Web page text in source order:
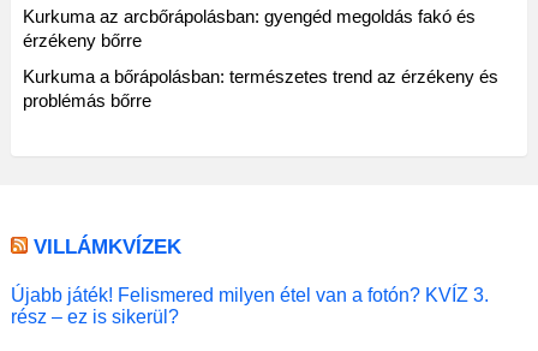
Kurkuma az arcbőrápolásban: gyengéd megoldás fakó és
érzékeny bőrre
Kurkuma a bőrápolásban: természetes trend az érzékeny és
problémás bőrre
VILLÁMKVÍZEK
Újabb játék! Felismered milyen étel van a fotón? KVÍZ 3.
rész – ez is sikerül?